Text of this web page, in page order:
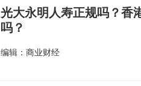
光大永明人寿正规吗？香
吗？
编辑：商业财经